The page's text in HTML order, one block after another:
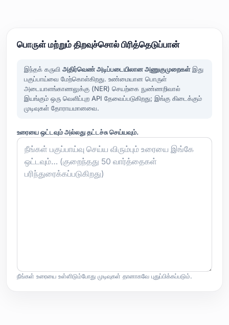
பொருள் மற்றும் திறவுச்சொல் பிரித்தெடுப்பான்
இந்தக் கருவிஅதிர்வெண் அடிப்படையிலான அணுகுமுறைகள்இது
பகுப்பாய்வை மேற்கொள்கிறது. உண்மையான பொருள்
அடையாளங்காணலுக்கு (NER) செயற்கை நுண்ணறிவால்
இயங்கும் ஒரு வெளிப்புற API தேவைப்படுகிறது; இங்கு கிடைக்கும்
முடிவுகள் தோராயமானவை.
உரையை ஒட்டவும் அல்லது தட்டச்சு செய்யவும்.
நீங்கள் உரையை உள்ளிடும்போது முடிவுகள் தானாகவே புதுப்பிக்கப்படும்.